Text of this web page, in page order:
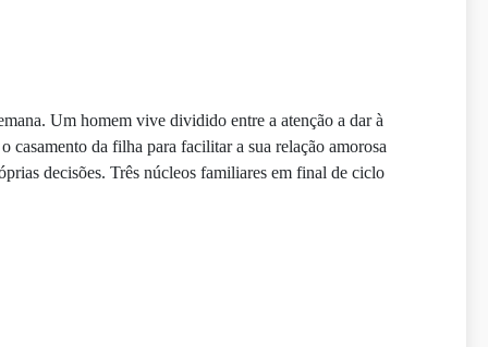
Um homem vive dividido entre a atenção a dar à
casamento da filha para facilitar a sua relação amorosa
decisões. Três núcleos familiares em final de ciclo